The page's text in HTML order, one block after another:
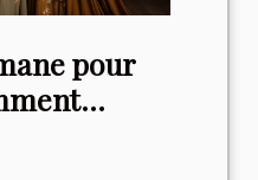
pour
tendance